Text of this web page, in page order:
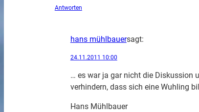
Antworten
hans mühlbauersagt:
24.11.2011 10:00
… es war ja gar nicht die Diskussion
verhindern, dass sich eine Wuhling
Hans Mühlbauer